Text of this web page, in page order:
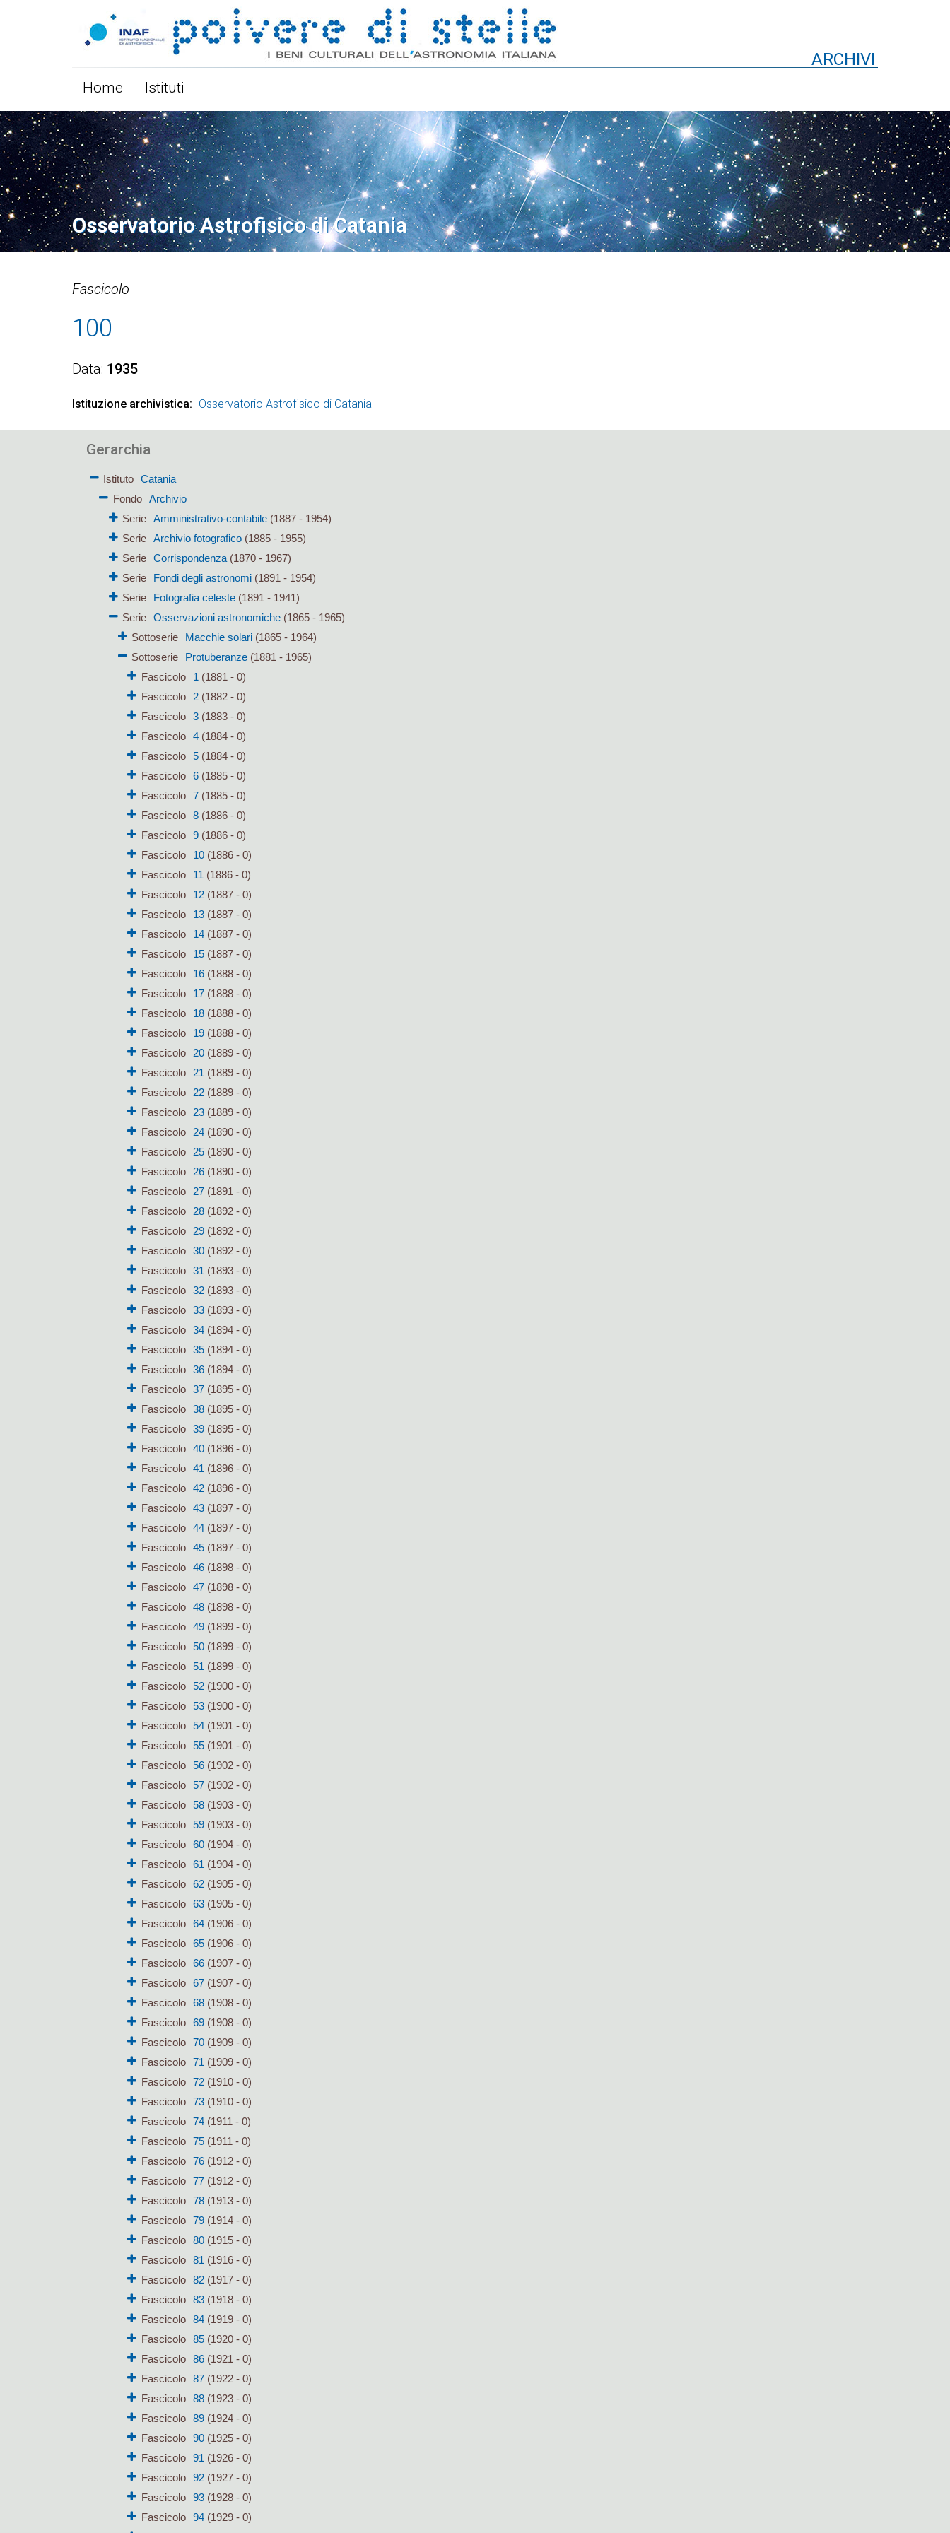
ARCHIVI
Home Istituti
Osservatorio Astrofisico di Catania
Fascicolo
100
Data 1935
Istituzione archivistica Osservatorio Astrofisico di Catania
Gerarchia
Istituto
Catania
Fondo
Archivio
Serie Amministrativo-contabile(1887 - 1954)
Serie Archivio fotografico(1885 - 1955)
Serie Corrispondenza(1870 - 1967)
Serie
Fondi degli astronomi(1891 - 1954)
Serie
Fotografia celeste(1891 - 1941)
Serie Osservazioni astronomiche(1865 - 1965)
Sottoserie
Macchie solari (1865 - 1964)
Sottoserie
Protuberanze (1881 - 1965)
Fascicolo
1 (1881 - 0)
Fascicolo
2(1882 - 0)
Fascicolo
3(1883 - 0)
Fascicolo
4(1884 - 0)
Fascicolo
5(1884 - 0)
Fascicolo
6(1885 - 0)
Fascicolo
7(1885 - 0)
Fascicolo
8(1886 - 0)
Fascicolo
9(1886 - 0)
Fascicolo
10(1886 - 0)
Fascicolo
11 (1886 - 0)
Fascicolo
12(1887 - 0)
Fascicolo
13(1887 - 0)
Fascicolo
14(1887 - 0)
Fascicolo
15(1887 - 0)
Fascicolo
16(1888 - 0)
Fascicolo
17(1888 - 0)
Fascicolo
18(1888 - 0)
Fascicolo
19(1888 - 0)
Fascicolo
20(1889 - 0)
Fascicolo
21 (1889 - 0)
Fascicolo
22(1889 - 0)
Fascicolo
23(1889 - 0)
Fascicolo
24(1890 - 0)
Fascicolo
25(1890 - 0)
Fascicolo
26(1890 - 0)
Fascicolo
27(1891 - 0)
Fascicolo
28(1892 - 0)
Fascicolo
29(1892 - 0)
Fascicolo
30(1892 - 0)
Fascicolo
31 (1893 - 0)
Fascicolo
32(1893 - 0)
Fascicolo
33(1893 - 0)
Fascicolo
34(1894 - 0)
Fascicolo
35(1894 - 0)
Fascicolo
36(1894 - 0)
Fascicolo
37(1895 - 0)
Fascicolo
38(1895 - 0)
Fascicolo
39(1895 - 0)
Fascicolo
40(1896 - 0)
Fascicolo
41 (1896 - 0)
Fascicolo
42(1896 - 0)
Fascicolo
43(1897 - 0)
Fascicolo
44(1897 - 0)
Fascicolo
45(1897 - 0)
Fascicolo
46(1898 - 0)
Fascicolo
47(1898 - 0)
Fascicolo
48(1898 - 0)
Fascicolo
49(1899 - 0)
Fascicolo
50(1899 - 0)
Fascicolo
51 (1899 - 0)
Fascicolo
52(1900 - 0)
Fascicolo
53(1900 - 0)
Fascicolo
54(1901 - 0)
Fascicolo
55(1901 - 0)
Fascicolo
56(1902 - 0)
Fascicolo
57(1902 - 0)
Fascicolo
58(1903 - 0)
Fascicolo
59(1903 - 0)
Fascicolo
60(1904 - 0)
Fascicolo
61 (1904 - 0)
Fascicolo
62(1905 - 0)
Fascicolo
63(1905 - 0)
Fascicolo
64(1906 - 0)
Fascicolo
65(1906 - 0)
Fascicolo
66(1907 - 0)
Fascicolo
67(1907 - 0)
Fascicolo
68(1908 - 0)
Fascicolo
69(1908 - 0)
Fascicolo
70(1909 - 0)
Fascicolo
71 (1909 - 0)
Fascicolo
72(1910 - 0)
Fascicolo
73(1910 - 0)
Fascicolo
74(1911 - 0)
Fascicolo
75(1911 - 0)
Fascicolo
76(1912 - 0)
Fascicolo
77(1912 - 0)
Fascicolo
78(1913 - 0)
Fascicolo
79(1914 - 0)
Fascicolo
80(1915 - 0)
Fascicolo
81 (1916 - 0)
Fascicolo
82(1917 - 0)
Fascicolo
83(1918 - 0)
Fascicolo
84(1919 - 0)
Fascicolo
85(1920 - 0)
Fascicolo
86(1921 - 0)
Fascicolo
87(1922 - 0)
Fascicolo
88(1923 - 0)
Fascicolo
89(1924 - 0)
Fascicolo
90(1925 - 0)
Fascicolo
91 (1926 - 0)
Fascicolo
92(1927 - 0)
Fascicolo
93(1928 - 0)
Fascicolo
94(1929 - 0)